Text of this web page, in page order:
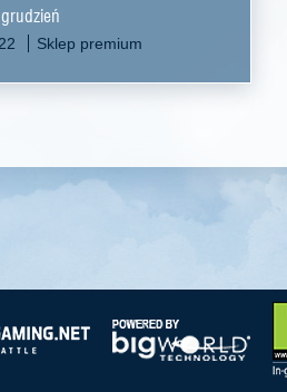
Sklep premium